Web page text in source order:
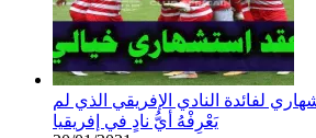
لفائدة النادي الإفريقي الذي لم
يَعْرِفْهُ أيُّ نادٍ في إفريقيا